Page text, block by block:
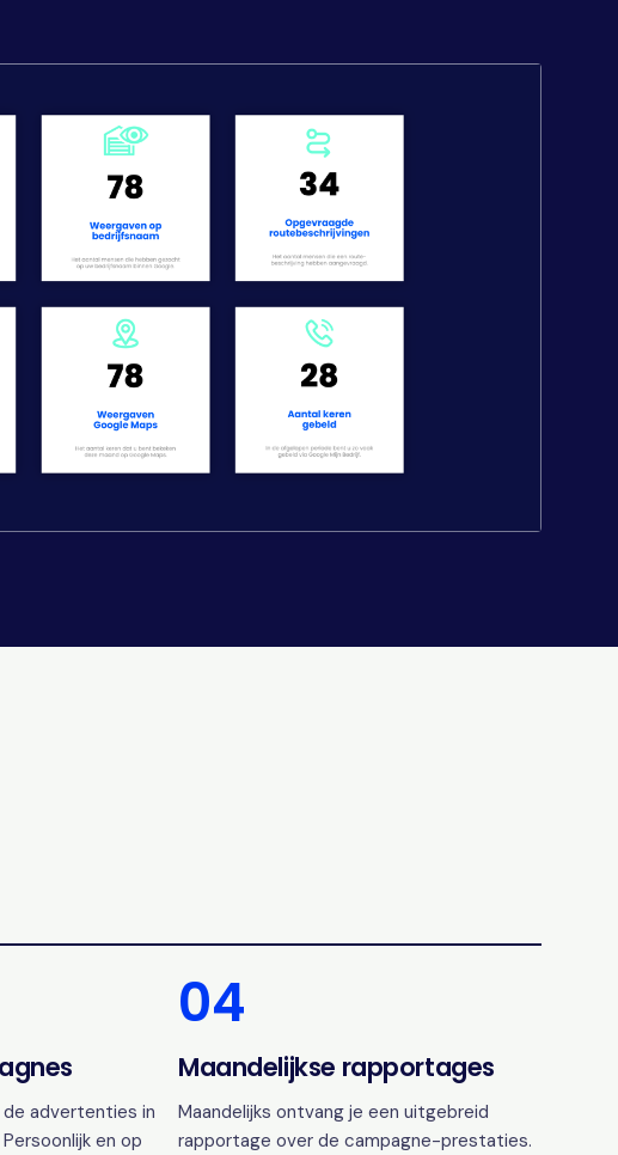
advertenties in
en op
04
Maandelijkse rapportages
Maandelijks ontvang je een uitgebreid
rapportage over de campagne-prestaties.